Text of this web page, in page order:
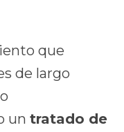
que
de largo
un tratado de